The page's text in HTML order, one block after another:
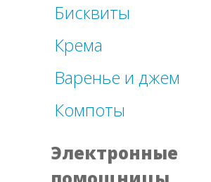
Бисквиты
Крема
Варенье и джем
Компоты
Электронные